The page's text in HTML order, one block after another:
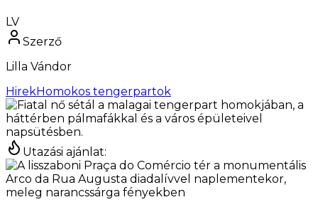
LV
Szerző
Lilla Vándor
HirekHomokos tengerpartok
Utazási ajánlat: